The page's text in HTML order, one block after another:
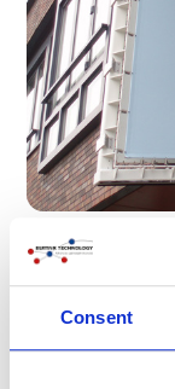
Consent
Detalles del
Arquitecto:
Acero y aluminio: